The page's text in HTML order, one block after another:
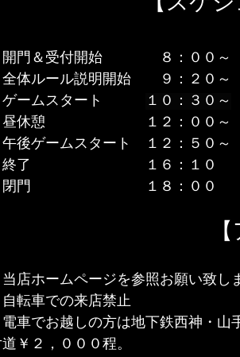
開門＆受付開始　　　　８：００～
全体ルール説明開始　　９：２０
ゲームスタート
１０：３０～
昼休憩　　　　　　　１２：００
午後ゲームスタート　１２：５０～
終了　　　　　　　　１６：１
閉門　　　　　　　　１８：００
【アクセ
当店ホームページを参照お願い致し
自転車での来店禁止
電車でお越しの方は地下鉄西神・
￥２，０００程。